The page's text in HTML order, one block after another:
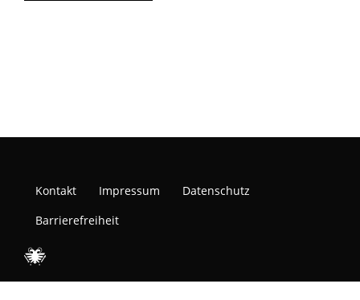
Kontakt Impressum
Datenschutz
Barrierefreiheit